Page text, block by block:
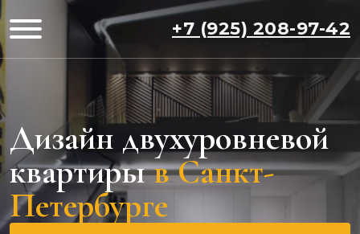
+7 (925) 208-97-42
Дизайн двухуровневой
квартирыв Санкт-
Петербурге